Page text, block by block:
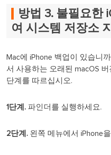
방법 3. 불필요한
여 시스템 저장소
Mac에 iPhone 백업이 있습니
서 사용하는 오래된 macOS
단계를 따르십시오.
1단계. 파인더를 실행하세요.
2단계. 왼쪽 메뉴에서 iPhone